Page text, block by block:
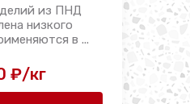
из ПНД
низкого
в ...
₽/кг